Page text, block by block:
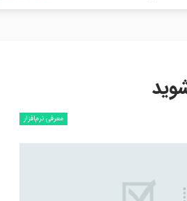
معرفی نرم‌افزار